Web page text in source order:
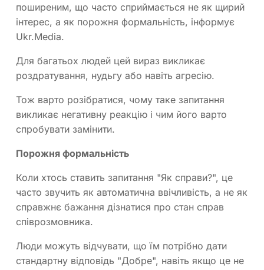
поширеним, що часто сприймається не як щирий
інтерес, а як порожня формальність, інформує
Ukr.Media.
Для багатьох людей цей вираз викликає
роздратування, нудьгу або навіть агресію.
Тож варто розібратися, чому таке запитання
викликає негативну реакцію і чим його варто
спробувати замінити.
Порожня формальність
Коли хтось ставить запитання "Як справи?", це
часто звучить як автоматична ввічливість, а не як
справжнє бажання дізнатися про стан справ
співрозмовника.
Люди можуть відчувати, що їм потрібно дати
стандартну відповідь "Добре", навіть якщо це не